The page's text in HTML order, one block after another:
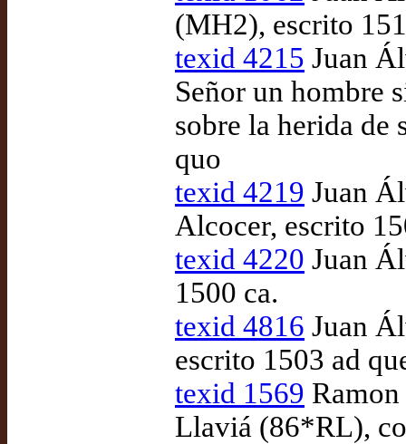
(MH2), escrito
texid 4215 Juan
Señor un hombre
sobre la herida de
quo
texid 4219 Juan
Alcocer, escrito
texid 4220 Juan
1500 ca.
texid 4816 Juan
escrito 1503 ad
texid 1569
Llaviá (86*RL),